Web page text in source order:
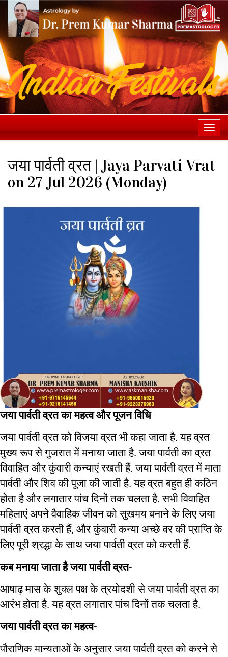
जया पार्वती व्रत | Jaya Parvati Vrat
on 27 Jul 2026 (Monday)
जया पार्वती व्रत का महत्व और पूजन विधि
जया पार्वती व्रत को विजया व्रत भी कहा जाता है. यह व्रत
मुख्य रूप से गुजरात में मनाया जाता है. जया पार्वती का व्रत
विवाहित और कुंवारी कन्याएं रखती हैं. जया पार्वती व्रत में माता
पार्वती और शिव की पूजा की जाती है. यह व्रत बहुत ही कठिन
होता है और लगातार पांच दिनों तक चलता है. सभी विवाहित
महिलाएं अपने वैवाहिक जीवन को सुखमय बनाने के लिए जया
पार्वती व्रत करती हैं, और कुंवारी कन्या अच्छे वर की प्राप्ति के
लिए पूरी श्रद्धा के साथ जया पार्वती व्रत को करती हैं.
कब मनाया जाता है जया पार्वती व्रत-
आषाढ़ मास के शुक्ल पक्ष के त्रयोदशी से जया पार्वती व्रत का
आरंभ होता है. यह व्रत लगातार पांच दिनों तक चलता है.
जया पार्वती व्रत का महत्व-
पौराणिक मान्यताओं के अनुसार जया पार्वती व्रत को करने से